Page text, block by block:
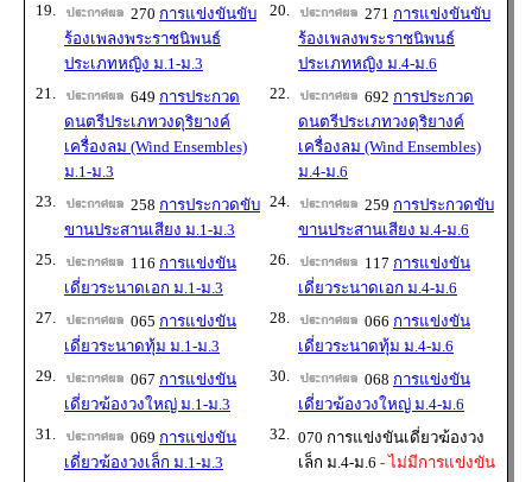
19.
270 การแข่งขันขับ
ร้องเพลงพระราชนิพนธ์
ประเภทหญิง ม.1-ม.3
20. 271 การแข่งขันขับ
ร้องเพลงพระราชนิพนธ์
ประเภทหญิง ม.4-ม.6
21.
649 การประกวด
ดนตรีประเภทวงดุริยางค์
เครื่องลม (Wind Ensembles)
ม.1-ม.3
22. 692 การประกวด
ดนตรีประเภทวงดุริยางค์
เครื่องลม (Wind Ensembles)
ม.4-ม.6
23.
258 การประกวดขับ
ขานประสานเสียง ม.1-ม.3
24. 259 การประกวดขับ
ขานประสานเสียง ม.4-ม.6
25.
116 การแข่งขัน
เดี่ยวระนาดเอก ม.1-ม.3
26. 117 การแข่งขัน
เดี่ยวระนาดเอก ม.4-ม.6
27.
065 การแข่งขัน
เดี่ยวระนาดทุ้ม ม.1-ม.3
28. 066 การแข่งขัน
เดี่ยวระนาดทุ้ม ม.4-ม.6
29.
067 การแข่งขัน
เดี่ยวฆ้องวงใหญ่ ม.1-ม.3
30. 068 การแข่งขัน
เดี่ยวฆ้องวงใหญ่ ม.4-ม.6
31.
069 การแข่งขัน
เดี่ยวฆ้องวงเล็ก ม.1-ม.3
32. 070 การแข่งขันเดี่ยวฆ้องวง
เล็ก ม.4-ม.6 - ไม่มีการแข่งขัน